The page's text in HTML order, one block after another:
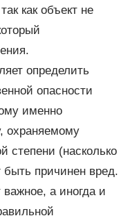
как объект не
определить
опасности
именно
охраняемому
степени (насколько
быть причинен вред.
а иногда и